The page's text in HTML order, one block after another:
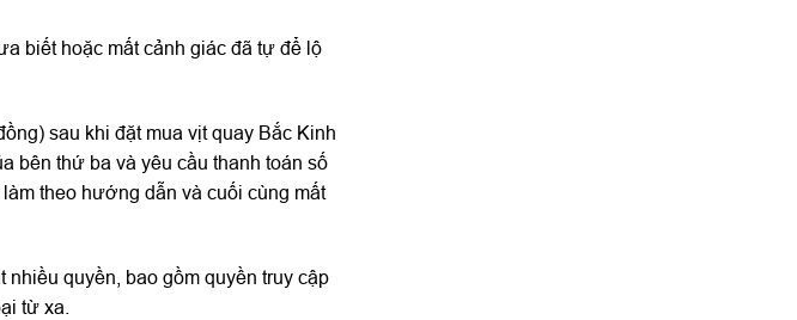
biết hoặc mất cảnh giác đã tự để lộ
sau khi đặt mua vịt quay Bắc Kinh
bên thứ ba và yêu cầu thanh toán số
theo hướng dẫn và cuối cùng mất
quyền, bao gồm quyền truy cập
từ xa.